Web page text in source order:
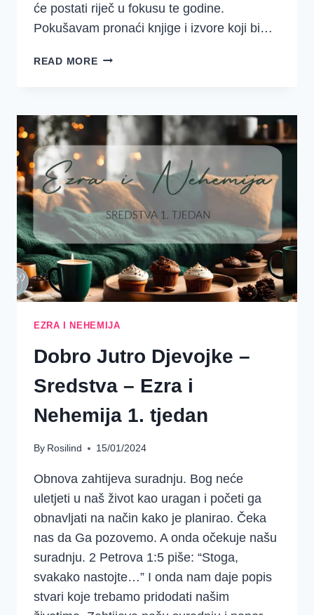
će postati riječ u fokusu te godine.
Pokušavam pronaći knjige i izvore koji bi…
READ MOREPET
TREBA
OD
VAS
OVE
GODINE
EZRA I NEHEMIJA
Dobro Jutro Djevojke –
Sredstva – Ezra i
Nehemija 1. tjedan
By Rosilind 15/01/2024
Obnova zahtijeva suradnju. Bog neće
uletjeti u naš život kao uragan i početi ga
obnavljati na način kako je planirao. Čeka
nas da Ga pozovemo. A onda očekuje našu
suradnju. 2 Petrova 1:5 piše: “Stoga,
svakako nastojte…” I onda nam daje popis
stvari koje trebamo pridodati našim